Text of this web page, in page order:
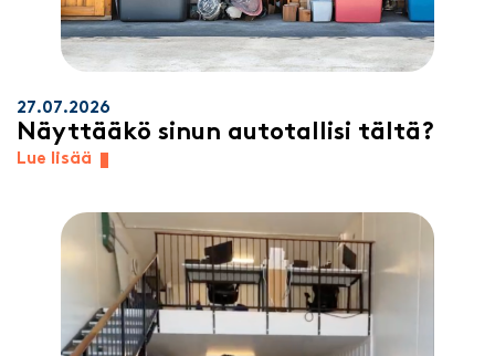
27.07.2026
Näyttääkö sinun autotallisi tältä?
Lue lisää